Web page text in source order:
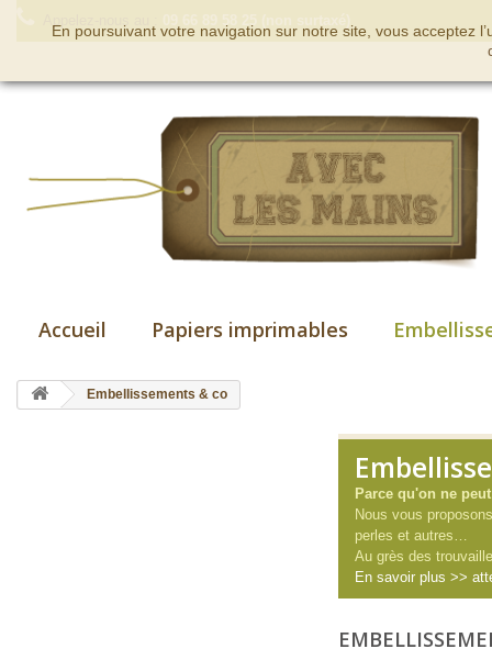
Accueil Papiers imprimables
Embellissements & co
Parce qu'on ne
Nous vous
perles et autres…
Au grès des
En savoir plus >>
En poursuivant votre navigation sur notre site, vous acceptez